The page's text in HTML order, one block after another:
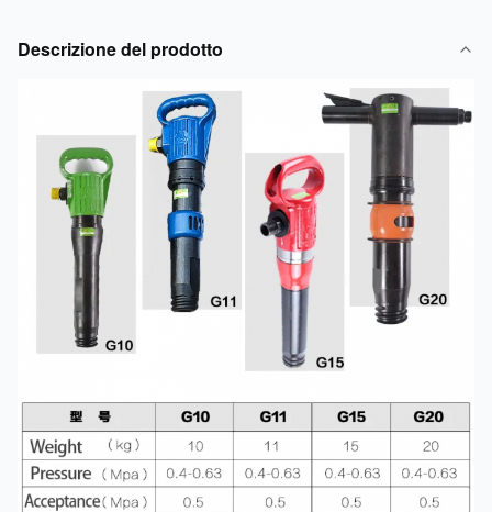
Descrizione del prodotto